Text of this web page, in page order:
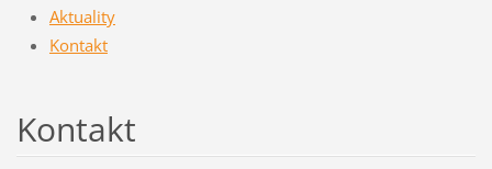
Aktuality
Kontakt
Kontakt